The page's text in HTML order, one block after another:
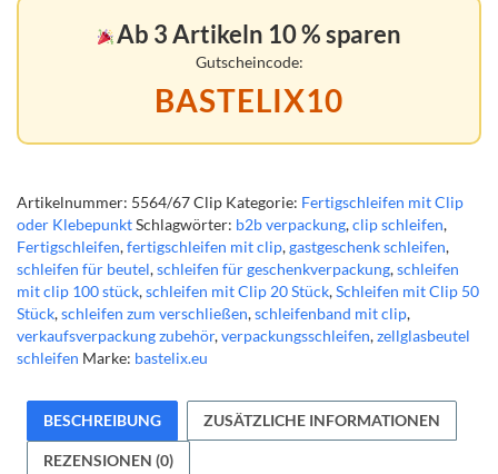
–
Menge
Ab 3 Artikeln 10 % sparen
Gutscheincode:
BASTELIX10
Artikelnummer: 5564/67 Clip Kategorie: Fertigschleifen mit Clip
oder KlebepunktSchlagwörter: b2b verpackung,clip schleifen,
Fertigschleifen,fertigschleifen mit clip,gastgeschenk schleifen,
schleifen für beutel,schleifen für geschenkverpackung,schleifen
mit clip 100 stück,schleifen mit Clip 20 Stück,Schleifen mit Clip 50
Stück,schleifen zum verschließen,schleifenband mit clip,
verkaufsverpackung zubehör,verpackungsschleifen,zellglasbeutel
schleifen Marke: bastelix.eu
BESCHREIBUNG ZUSÄTZLICHE INFORMATIONEN
REZENSIONEN (0)